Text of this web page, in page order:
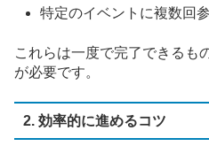
特定のイベントに複数回
これらは一度で完了できるも
が必要です。
2. 効率的に進めるコツ